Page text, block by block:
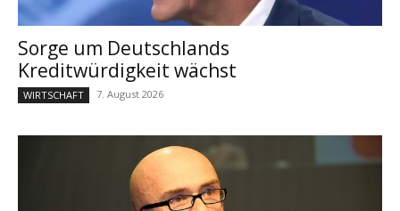
Sorge um Deutschlands
Kreditwürdigkeit wächst
WIRTSCHAFT 7. August 2026